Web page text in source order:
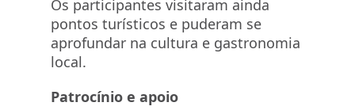
Os participantes visitaram ainda
pontos turísticos e puderam se
aprofundar na cultura e gastronomia
local.
Patrocínio e apoio